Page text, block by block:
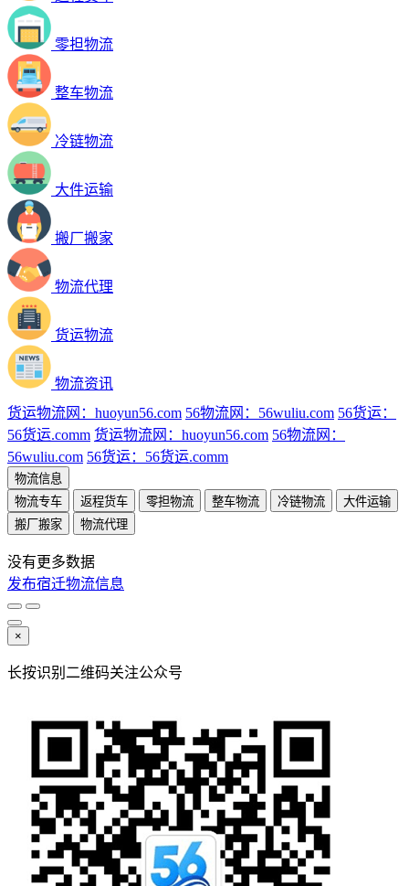
零担物流
整车物流
冷链物流
大件运输
搬厂搬家
物流代理
货运物流
物流资讯
货运物流网：huoyun56.com 56物流网：56wuliu.com 56货运：
56货运.comm 货运物流网：huoyun56.com 56物流网：
56wuliu.com 56货运：56货运.comm
物流信息
物流专车
返程货车 零担物流 整车物流 冷链物流
大件运输
搬厂搬家
物流代理
没有更多数据
发布宿迁物流信息
×
长按识别二维码关注公众号